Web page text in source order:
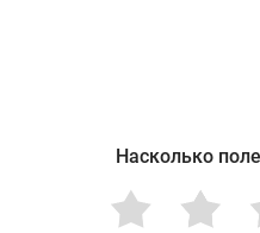
Насколько